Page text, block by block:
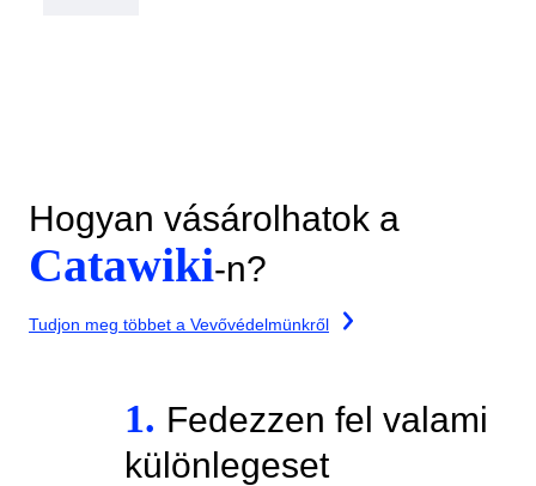
Hogyan vásárolhatok a
Catawiki-n?
Tudjon meg többet a Vevővédelmünkről
1. Fedezzen fel valami
különlegeset